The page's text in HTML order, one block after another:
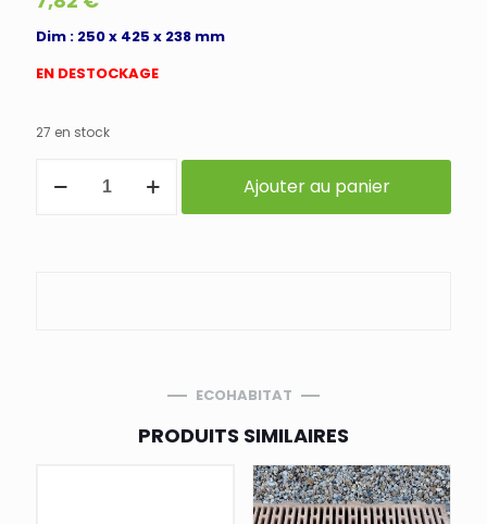
Dim : 250 x 425 x 238 mm
EN DESTOCKAGE
27 en stock
Ajouter au panier
ECOHABITAT
PRODUITS SIMILAIRES